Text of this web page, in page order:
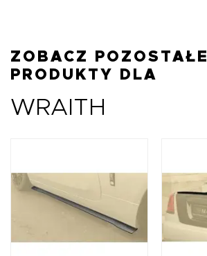
ZOBACZ POZOSTAŁE
PRODUKTY DLA
WRAITH